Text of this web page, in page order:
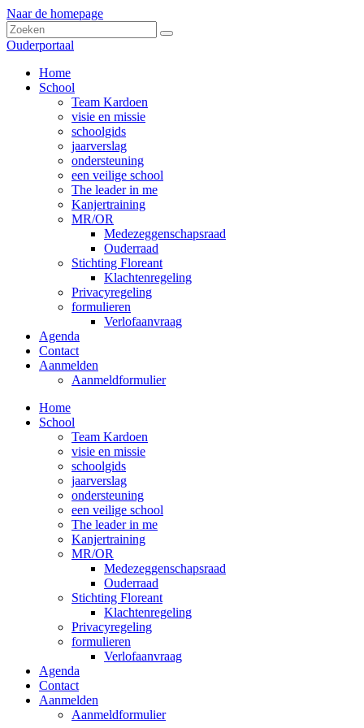
Naar de homepage
Ouderportaal
Home
School
Team Kardoen
visie en missie
schoolgids
jaarverslag
ondersteuning
een veilige school
The leader in me
Kanjertraining
MR/OR
Medezeggenschapsraad
Ouderraad
Stichting Floreant
Klachtenregeling
Privacyregeling
formulieren
Verlofaanvraag
Agenda
Contact
Aanmelden
Aanmeldformulier
Home
School
Team Kardoen
visie en missie
schoolgids
jaarverslag
ondersteuning
een veilige school
The leader in me
Kanjertraining
MR/OR
Medezeggenschapsraad
Ouderraad
Stichting Floreant
Klachtenregeling
Privacyregeling
formulieren
Verlofaanvraag
Agenda
Contact
Aanmelden
Aanmeldformulier